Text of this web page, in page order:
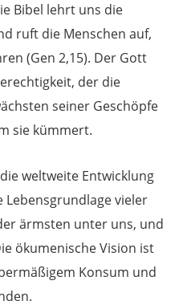
Bibel lehrt uns die
ruft die Menschen auf,
(Gen 2,15). Der Gott
der die
seiner Geschöpfe
sie kümmert.
weltweite Entwicklung
vieler
ärmsten unter uns, und
ökumenische Vision ist
Konsum und